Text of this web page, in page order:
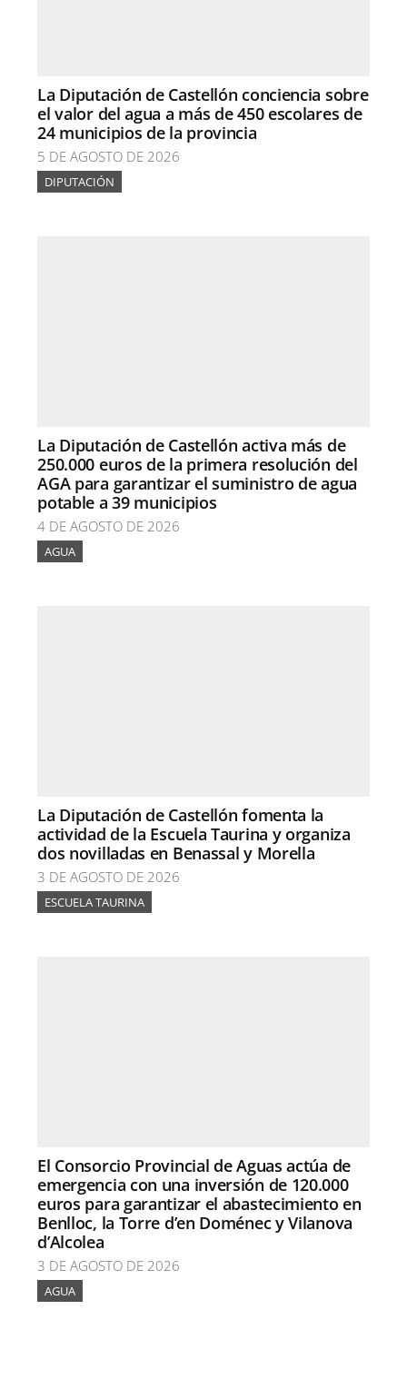
La Diputación de Castellón conciencia sobre
el valor del agua a más de 450 escolares de
24 municipios de la provincia
5 DE AGOSTO DE 2026
DIPUTACIÓN
La Diputación de Castellón activa más de
250.000 euros de la primera resolución del
AGA para garantizar el suministro de agua
potable a 39 municipios
4 DE AGOSTO DE 2026
AGUA
La Diputación de Castellón fomenta la
actividad de la Escuela Taurina y organiza
dos novilladas en Benassal y Morella
3 DE AGOSTO DE 2026
ESCUELA TAURINA
El Consorcio Provincial de Aguas actúa de
emergencia con una inversión de 120.000
euros para garantizar el abastecimiento en
Benlloc, la Torre d’en Doménec y Vilanova
d’Alcolea
3 DE AGOSTO DE 2026
AGUA